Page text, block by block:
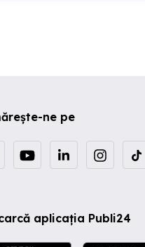
ne pe
aplicația Publi24